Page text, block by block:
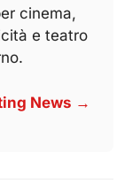
cinema,
e teatro
News →